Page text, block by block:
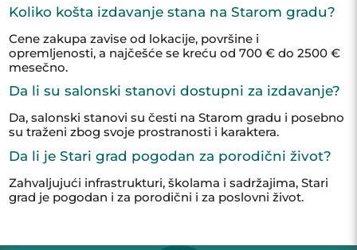
Koliko košta izdavanje stana na Starom gradu?
Cene zakupa zavise od lokacije, površine i
opremljenosti, a najčešće se kreću od 700 € do 2500 €
mesečno.
Da li su salonski stanovi dostupni za izdavanje?
Da, salonski stanovi su česti na Starom gradu i posebno
su traženi zbog svoje prostranosti i karaktera.
Da li je Stari grad pogodan za porodični život?
Zahvaljujući infrastrukturi, školama i sadržajima, Stari
grad je pogodan i za porodični i za poslovni život.